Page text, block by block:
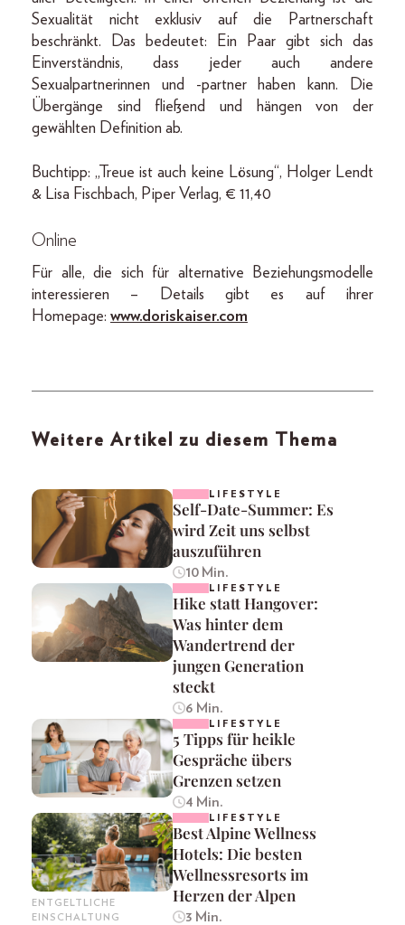
Sexualität nicht exklusiv auf die Partnerschaft
beschränkt. Das bedeutet: Ein Paar gibt sich das
Einverständnis, dass jeder auch andere
Sexualpartnerinnen und -partner haben kann. Die
Übergänge sind fließend und hängen von der
gewählten Definition ab.
Buchtipp: „Treue ist auch keine Lösung“, Holger Lendt
& Lisa Fischbach, Piper Verlag, € 11,40
Online
Für alle, die sich für alternative Beziehungsmodelle
interessieren – Details gibt es auf ihrer
Homepage: www.doriskaiser.com
Weitere Artikel zu diesem Thema
LIFESTYLE
Self-Date-Summer: Es
wird Zeit uns selbst
auszuführen
10 Min.
LIFESTYLE
Hike statt Hangover:
Was hinter dem
Wandertrend der
jungen Generation
steckt
6 Min.
LIFESTYLE
5 Tipps für heikle
Gespräche übers
Grenzen setzen
4 Min.
ENTGELTLICHE
EINSCHALTUNG
LIFESTYLE
Best Alpine Wellness
Hotels: Die besten
Wellnessresorts im
Herzen der Alpen
3 Min.